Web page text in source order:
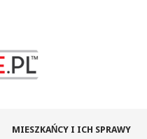
MIESZKAŃCY I ICH SPRAWY